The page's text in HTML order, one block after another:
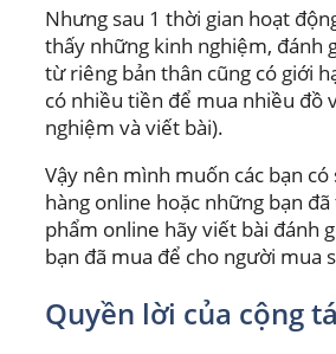
Nhưng sau 1 thời gian hoạt
thấy những kinh nghiệm, đánh
từ riêng bản thân cũng có giới
có nhiều tiền để mua nhiều đồ
nghiệm và viết bài).
Vậy nên mình muốn các bạn
hàng online hoặc những bạn
phẩm online hãy viết bài đánh
bạn đã mua để cho người mua
Quyền lời của cộng